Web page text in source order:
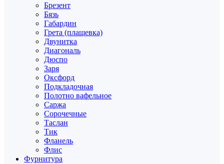
Брезент
Бязь
Габардин
Грета (плащевка)
Двунитка
Диагональ
Дюспо
Заря
Оксфорд
Подкладочная
Полотно вафельное
Саржа
Сорочечные
Таслан
Тик
Фланель
Флис
Фурнитура